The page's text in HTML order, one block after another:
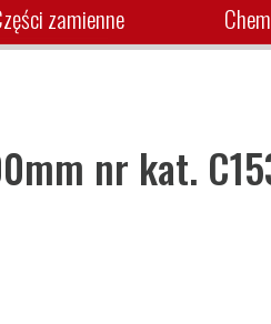
zamienne
nr kat.